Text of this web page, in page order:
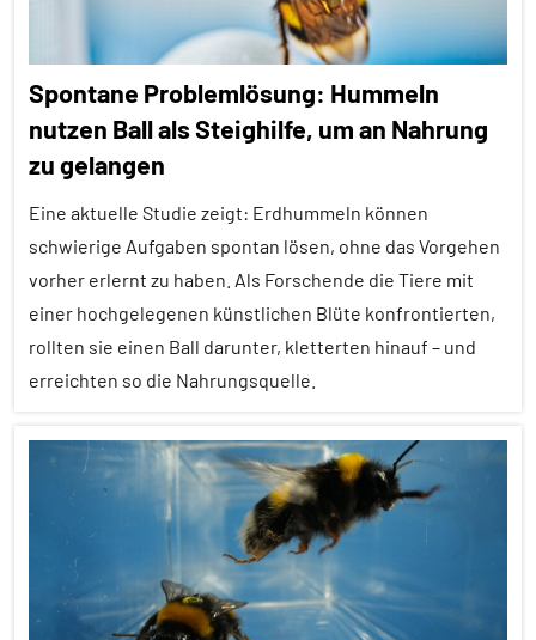
Spontane Problemlösung: Hummeln
nutzen Ball als Steighilfe, um an Nahrung
zu gelangen
Eine aktuelle Studie zeigt: Erdhummeln können
schwierige Aufgaben spontan lösen, ohne das Vorgehen
vorher erlernt zu haben. Als Forschende die Tiere mit
einer hochgelegenen künstlichen Blüte konfrontierten,
rollten sie einen Ball darunter, kletterten hinauf – und
erreichten so die Nahrungsquelle.
Alle
Tiergruppen